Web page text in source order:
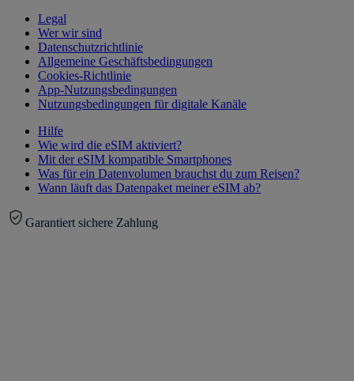
Legal
Wer wir sind
Datenschutzrichtlinie
Allgemeine Geschäftsbedingungen
Cookies-Richtlinie
App-Nutzungsbedingungen
Nutzungsbedingungen für digitale Kanäle
Hilfe
Wie wird die eSIM aktiviert?
Mit der eSIM kompatible Smartphones
Was für ein Datenvolumen brauchst du zum Reisen?
Wann läuft das Datenpaket meiner eSIM ab?
Garantiert sichere Zahlung